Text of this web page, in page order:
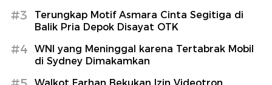
#3
Terungkap Motif Asmara Cinta Segitiga di
Balik Pria Depok Disayat OTK
#4
WNI yang Meninggal karena Tertabrak Mobil
di Sydney Dimakamkan